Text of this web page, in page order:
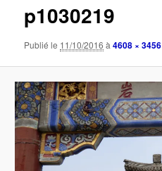
p1030219
Publié le 11/10/2016 à4608 × 3456